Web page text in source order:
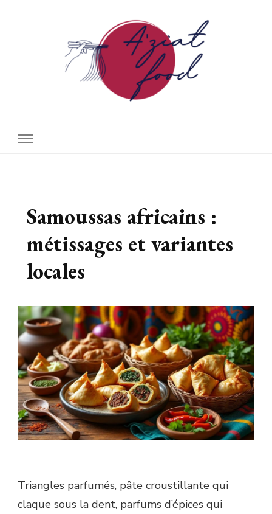
Samoussas africains :
métissages et variantes
locales
Triangles parfumés, pâte croustillante qui
claque sous la dent, parfums d’épices qui